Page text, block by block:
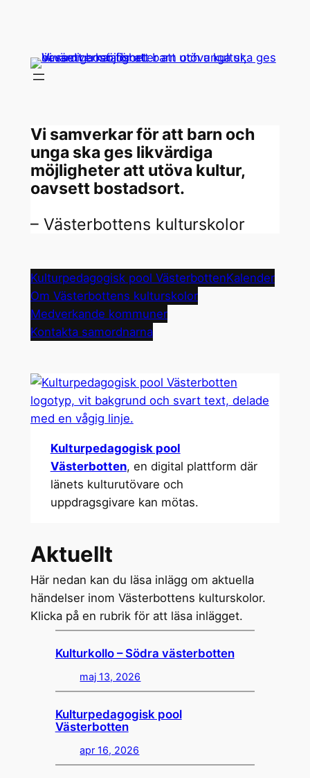
innehåll
Vi samverkar för att barn och
unga ska ges likvärdiga
möjligheter att utöva kultur,
oavsett bostadsort.
– Västerbottens kulturskolor
Kulturpedagogisk pool VästerbottenKalender
Om Västerbottens kulturskolor
Medverkande kommuner
Kontakta samordnarna
Kulturpedagogisk pool
Västerbotten, en digital plattform där
länets kulturutövare och
uppdragsgivare kan mötas.
Aktuellt
Här nedan kan du läsa inlägg om aktuella
händelser inom Västerbottens kulturskolor.
Klicka på en rubrik för att läsa inlägget.
Kulturkollo – Södra västerbotten
maj 13, 2026
Kulturpedagogisk pool
Västerbotten
apr 16, 2026